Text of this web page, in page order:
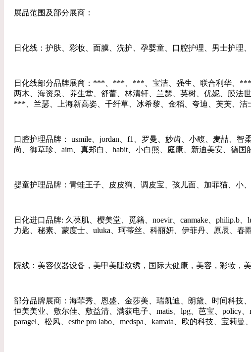
展品范围及部分展商：
日化线：护肤、彩妆、面膜、洗护、孕婴童、口腔护理、男士护理
日化线部分品牌展商：***、***、***、宝洁、强生、联合利华、
两木、海资泉、养生堂、舒蕾、林清轩、兰瑟、英树、优妮、膜法
***、兰瑟、上海新高姿、千纤草、冰希黎、金稻、夸迪、芙芙、洁
口腔护理品牌： usmile、jordan、f1、罗曼、妙齿、小馥、麦喆、
尚、御草珍、aim、真郑白、habit、小白熊、庭康、新迪美安、德
婴童护理品牌：青蛙王子、皮皮狗、调皮宝、孩儿面、加菲猫、小
日化进口品牌: 久葆肌、樱美堂、觅籍、noevir、canmake、philip.b、
力匙、秘素、蒙度士、uluka、珂蒂丝、科丽妍、伊菲丹、原辰、春
院线：美容仪器设备，美甲美睫纹绣，国际大健康，美容，彩妆，
部分品牌展商：海菲秀、恩盛、金莎美、瑞凯迪、朗黛、时间科技
恒美美业、敷尔佳、敷益清、满获电子、matis、lpg、芭宝、policy
paragel、松风、esthe pro labo、medspa、kamata、欧的科技、宝